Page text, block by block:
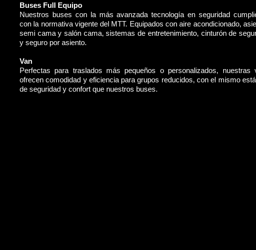
Buses Full Equipo
Nuestros buses con la más avanzada tecnología en seguridad
con la normativa vigente del MTT. Equipados con aire acondicionado,
semi cama y salón cama, sistemas de entretenimiento, cinturón de
y seguro por asiento.
Van
Perfectas para traslados más pequeños o personalizados, nuestras
ofrecen comodidad y eficiencia para grupos reducidos, con el mismo
de seguridad y confort que nuestros buses.